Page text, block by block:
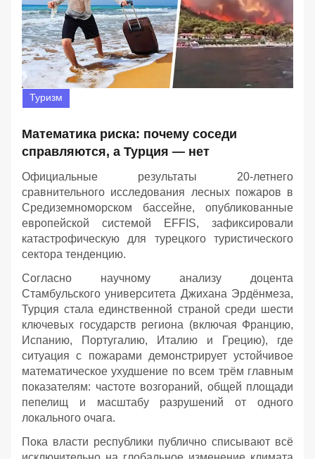
Туризм
Математика риска: почему соседи
справляются, а Турция — нет
Официальные результаты 20-летнего
сравнительного исследования лесных пожаров в
Средиземноморском бассейне, опубликованные
европейской системой EFFIS, зафиксировали
катастрофическую для турецкого туристического
сектора тенденцию.
Согласно научному анализу доцента
Стамбульского университета Джихана Эрдёнмеза,
Турция стала единственной страной среди шести
ключевых государств региона (включая Францию,
Испанию, Португалию, Италию и Грецию), где
ситуация с пожарами демонстрирует устойчивое
математическое ухудшение по всем трём главным
показателям: частоте возгораний, общей площади
пепелищ и масштабу разрушений от одного
локального очага.
Пока власти республики публично списывают всё